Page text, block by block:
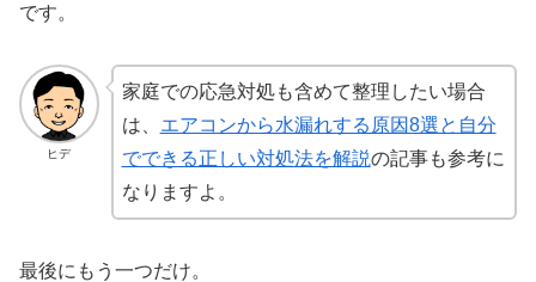
です。
ヒデ
家庭での応急対処も含めて整理したい場合
は、 エアコンから水漏れする原因8選と自分
でできる正しい対処法を解説の記事も参考に
なりますよ。
最後にもう一つだけ。